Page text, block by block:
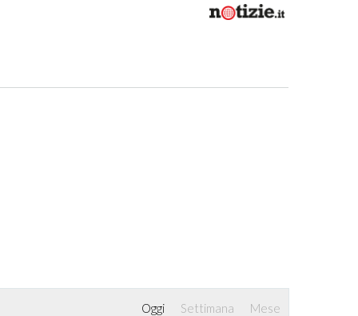
Oggi Settimana Mese